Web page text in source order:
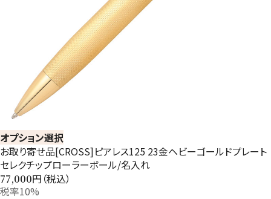
オプション選択
お取り寄せ品[CROSS]ピアレス125 23金ヘビーゴールドプレート
セレクチップローラーボール/名入れ
77,000円（税込）
税率10%